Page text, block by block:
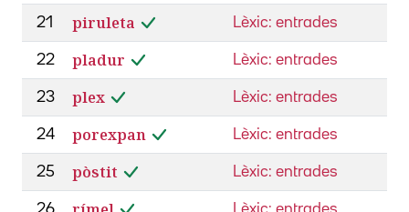
21 piruleta Lèxic: entrades
22 pladur Lèxic: entrades
23 plex Lèxic: entrades
24 porexpan Lèxic: entrades
25 pòstit Lèxic: entrades
26 Lèxic: entrades